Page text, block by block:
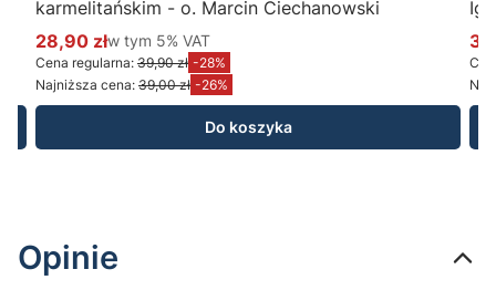
karmelitańskim - o. Marcin Ciechanowski
Cena promocyjna brutto
28,90 złw tym %s VAT
w tym 5% VAT
Cena regularna: 39,90 zł -28%
Najniższa cena: 39,00 zł -26%
Do koszyka
Opinie